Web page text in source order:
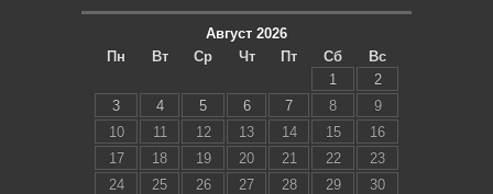
Август 2026
Пн
Вт Ср Чт Пт Сб
Вс
1
2
3
4 5 6 7 8
9
10
11 12 13 14 15
16
17
18 19 20 21 22
23
24
25 26 27 28 29
30